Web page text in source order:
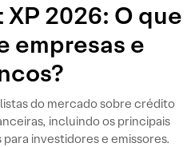
2026: O que
empresas e
do mercado sobre crédito
incluindo os principais
investidores e emissores.